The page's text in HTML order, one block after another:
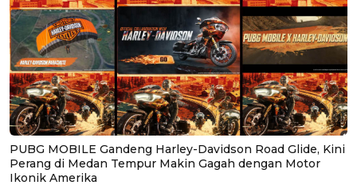
PUBG MOBILE Gandeng Harley-Davidson Road Glide, Kini
Perang di Medan Tempur Makin Gagah dengan Motor
Ikonik Amerika